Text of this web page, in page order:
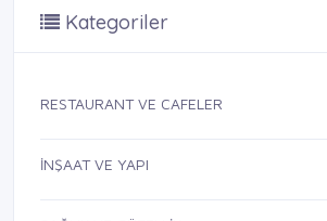
Kategoriler
RESTAURANT VE CAFELER
İNŞAAT VE YAPI